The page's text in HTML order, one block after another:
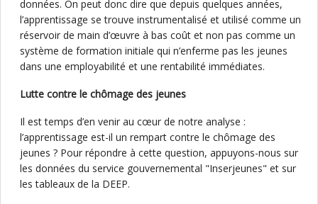
données. On peut donc dire que depuis quelques années,
l’apprentissage se trouve instrumentalisé et utilisé comme un
réservoir de main d’œuvre à bas coût et non pas comme un
système de formation initiale qui n’enferme pas les jeunes
dans une employabilité et une rentabilité immédiates.
Lutte contre le chômage des jeunes
Il est temps d’en venir au cœur de notre analyse :
l’apprentissage est-il un rempart contre le chômage des
jeunes ? Pour répondre à cette question, appuyons-nous sur
les données du service gouvernemental "Inserjeunes" et sur
les tableaux de la DEEP.